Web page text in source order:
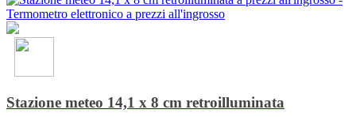
Stazione meteo 14,1 x 8 cm retroilluminata